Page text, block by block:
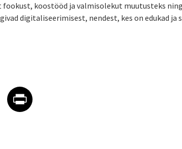
koostööd ja valmisolekut muutusteks
digitaliseerimisest, nendest, kes on edukad ja
Xon Facebook
article on Email
Email
Share article on Print